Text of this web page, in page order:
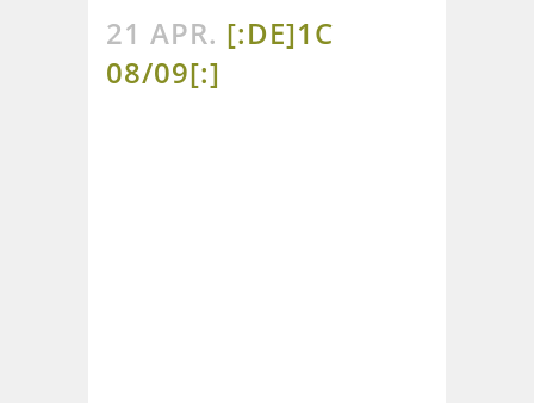
21 APR. [:DE]1C
08/09[:]